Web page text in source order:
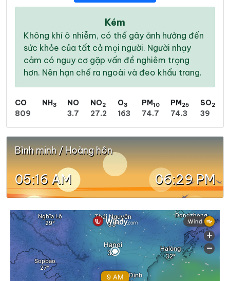
Kém
Không khí ô nhiễm, có thể gây ảnh hưởng đến
sức khỏe của tất cả mọi người. Người nhạy
cảm có nguy cơ gặp vấn đề nghiêm trọng
hơn. Nên hạn chế ra ngoài và đeo khẩu trang.
CO
809
NH3
NO
3.7
NO2
27.2
O3
163
PM10
74.7
PM25
74.3
SO2
39
Bình minh / Hoàng hôn
05:16 AM 06:29 PM